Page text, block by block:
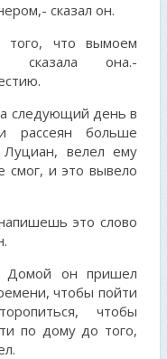
сказал он.
что вымоем
сказала она.-
следующий день в
рассеян больше
велел ему
смог, и это вывело
это слово
Домой он пришел
чтобы пойти
чтобы
по дому до того,